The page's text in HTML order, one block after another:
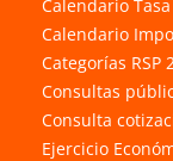
Calendario
Calendario
Categorías RSP
Consultas
Consulta
Ejercicio